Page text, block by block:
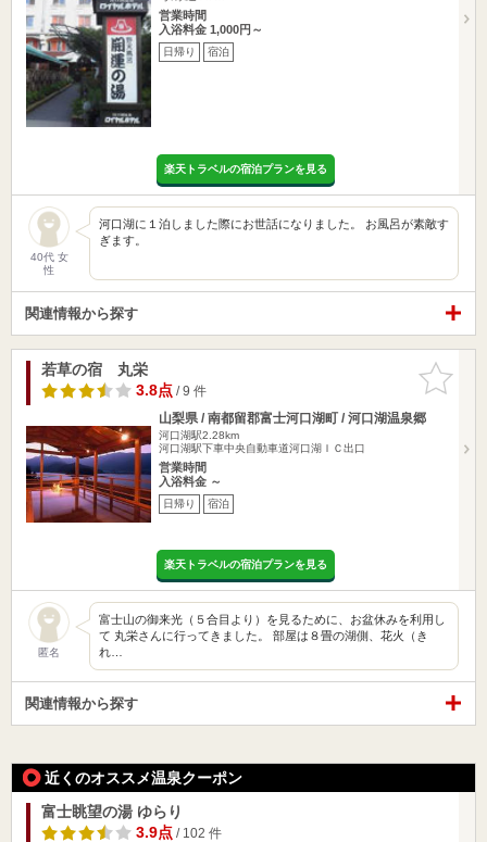
営業時間
入浴料金 1,000円～
日帰り 宿泊
楽天トラベルの宿泊プランを見る
40代 女
性
河口湖に１泊しました際にお世話になりました。 お風呂が素敵す
ぎます。
関連情報から探す
お気に入
りに追加
若草の宿 丸栄
3.8点/ 9 件
山梨県 / 南都留郡富士河口湖町 / 河口湖温泉郷
河口湖駅2.28km
河口湖駅下車中央自動車道河口湖ＩＣ出口
営業時間
入浴料金 ～
日帰り 宿泊
楽天トラベルの宿泊プランを見る
匿名
富士山の御来光（５合目より）を見るために、お盆休みを利用し
て 丸栄さんに行ってきました。 部屋は８畳の湖側、花火（き
れ…
関連情報から探す
近くのオススメ温泉クーポン
富士眺望の湯 ゆらり
3.9点/ 102 件